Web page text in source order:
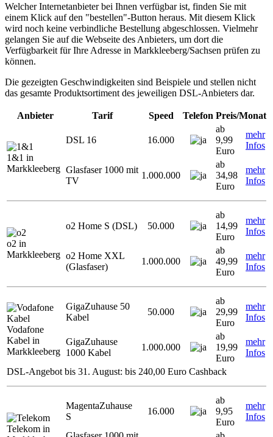
Welcher Internetanbieter bei Ihnen verfügbar ist, finden Sie mit
einem Klick auf den "bestellen"-Button heraus. Mit diesem Klick
wird noch keine verbindliche Bestellung abgeschlossen. Vielmehr
gelangen Sie auf die Webseite des Anbieters, um dort die
Verfügbarkeit für Ihre Adresse in Markkleeberg/Sachsen prüfen zu
können.
Die gezeigten Geschwindigkeiten sind Beispiele und stellen nicht
das gesamte Produktsortiment des jeweiligen DSL-Anbieters dar.
Anbieter Tarif Speed Telefon Preis/Monat
1&1 in
Markkleeberg
DSL 16 16.000
ab
9,99
Euro
mehr
Infos
Glasfaser 1000 mit
TV
1.000.000
ab
34,98
Euro
mehr
Infos
o2 in
Markkleeberg
o2 Home S (DSL) 50.000
ab
14,99
Euro
mehr
Infos
o2 Home XXL
(Glasfaser)
1.000.000
ab
49,99
Euro
mehr
Infos
Vodafone
Kabel in
Markkleeberg
GigaZuhause 50
Kabel
50.000
ab
29,99
Euro
mehr
Infos
GigaZuhause
1000 Kabel
1.000.000
ab
19,99
Euro
mehr
Infos
DSL-Angebot bis 31. August: bis 240,00 Euro Cashback
Telekom in
MagentaZuhause
S
16.000
ab
9,95
Euro
mehr
Infos